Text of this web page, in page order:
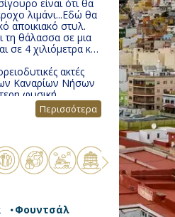
λιμάνι...Εδώ θα
αποικιακό στυλ.
τη θάλασσα σε μια
σε 4 χιλιόμετρα και
ακτές
Καναρίων Νήσων
φυσική
πριν από περίπου
πάνω σε 7
Περισσότερα
Φουντσάλ